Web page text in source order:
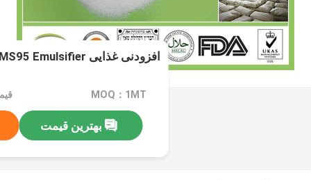
افزودنی غذایی Cas 97593 29 8 GMS95 Emulsifier
MOQ：1MT
بهترین قیمت